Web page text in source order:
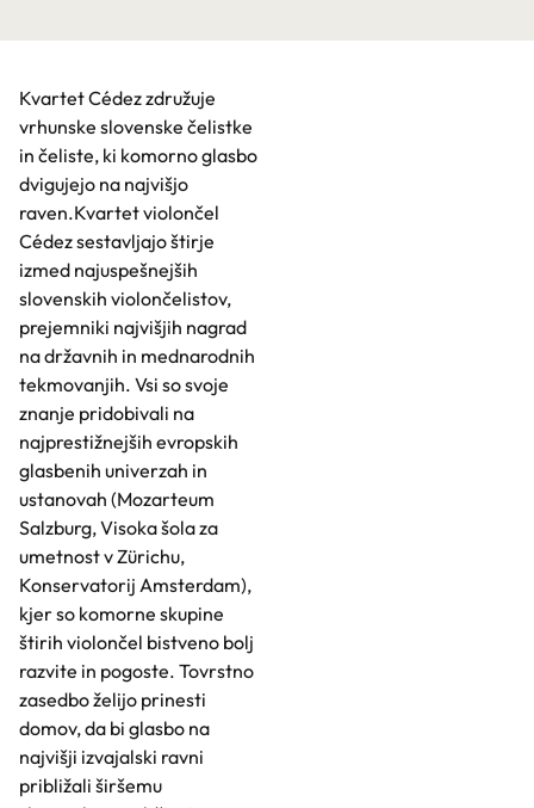
Kvartet Cédez združuje
vrhunske slovenske čelistke
in čeliste, ki komorno glasbo
dvigujejo na najvišjo
raven.Kvartet violončel
Cédez sestavljajo štirje
izmed najuspešnejših
slovenskih violončelistov,
prejemniki najvišjih nagrad
na državnih in mednarodnih
tekmovanjih. Vsi so svoje
znanje pridobivali na
najprestižnejših evropskih
glasbenih univerzah in
ustanovah (Mozarteum
Salzburg, Visoka šola za
umetnost v Zürichu,
Konservatorij Amsterdam),
kjer so komorne skupine
štirih violončel bistveno bolj
razvite in pogoste. Tovrstno
zasedbo želijo prinesti
domov, da bi glasbo na
najvišji izvajalski ravni
približali širšemu